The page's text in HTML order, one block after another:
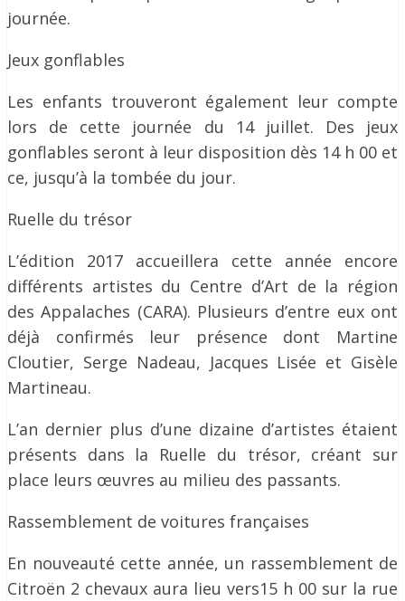
journée.
Jeux gonflables
Les enfants trouveront également leur compte
lors de cette journée du 14 juillet. Des jeux
gonflables seront à leur disposition dès 14 h 00 et
ce, jusqu’à la tombée du jour.
Ruelle du trésor
L’édition 2017 accueillera cette année encore
différents artistes du Centre d’Art de la région
des Appalaches (CARA). Plusieurs d’entre eux ont
déjà confirmés leur présence dont Martine
Cloutier, Serge Nadeau, Jacques Lisée et Gisèle
Martineau.
L’an dernier plus d’une dizaine d’artistes étaient
présents dans la Ruelle du trésor, créant sur
place leurs œuvres au milieu des passants.
Rassemblement de voitures françaises
En nouveauté cette année, un rassemblement de
Citroën 2 chevaux aura lieu vers15 h 00 sur la rue